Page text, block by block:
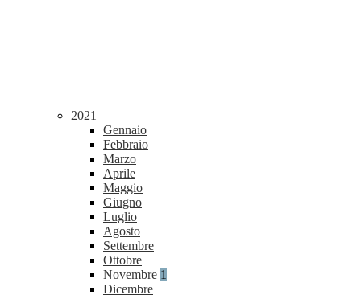
2021
Gennaio
Febbraio
Marzo
Aprile
Maggio
Giugno
Luglio
Agosto
Settembre
Ottobre
Novembre 1
Dicembre